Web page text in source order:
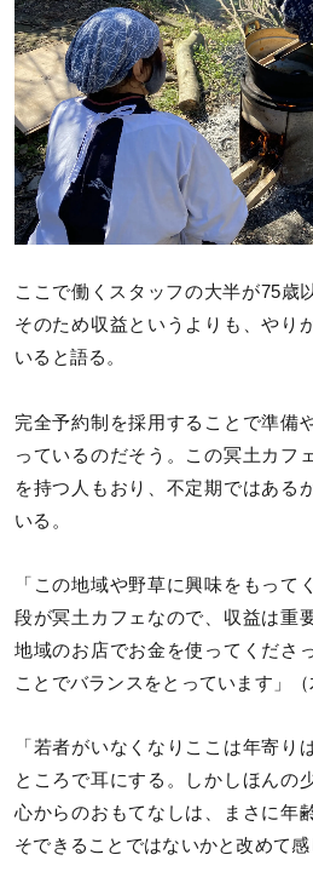
ここで働くスタッフの大半が75歳
そのため収益というよりも、やり
いると語る。
完全予約制を採用することで準備
っているのだそう。この冥土カフ
を持つ人もおり、不定期ではある
いる。
「この地域や野草に興味をもって
段が冥土カフェなので、収益は重
地域のお店でお金を使ってくださ
ことでバランスをとっています」（
「若者がいなくなりここは年寄り
ところで耳にする。しかしほんの
心からのおもてなしは、まさに年
そできることではないかと改めて感